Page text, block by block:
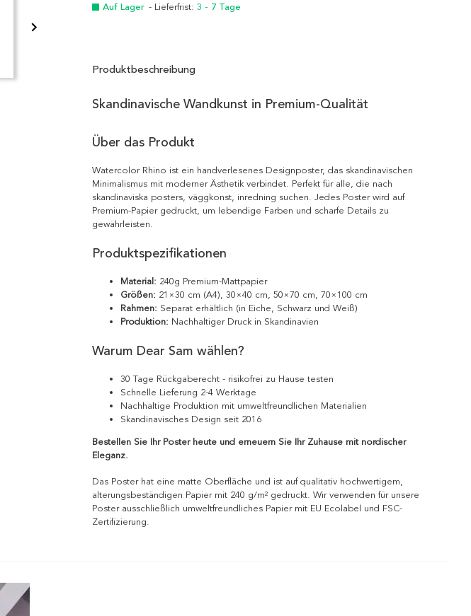
Auf Lager - Lieferfrist: 3 - 7 Tage
Produktbeschreibung
Skandinavische Wandkunst in Premium-Qualität
Über das Produkt
Watercolor Rhino ist ein handverlesenes Designposter, das skandinavischen
Minimalismus mit moderner Ästhetik verbindet. Perfekt für alle, die nach
skandinaviska posters, väggkonst, inredning suchen. Jedes Poster wird auf
Premium-Papier gedruckt, um lebendige Farben und scharfe Details zu
gewährleisten.
Produktspezifikationen
Material: 240g Premium-Mattpapier
Größen: 21×30 cm (A4), 30×40 cm, 50×70 cm, 70×100 cm
Rahmen: Separat erhältlich (in Eiche, Schwarz und Weiß)
Produktion: Nachhaltiger Druck in Skandinavien
Warum Dear Sam wählen?
30 Tage Rückgaberecht - risikofrei zu Hause testen
Schnelle Lieferung 2-4 Werktage
Nachhaltige Produktion mit umweltfreundlichen Materialien
Skandinavisches Design seit 2016
Bestellen Sie Ihr Poster heute und erneuern Sie Ihr Zuhause mit nordischer
Eleganz.
Das Poster hat eine matte Oberfläche und ist auf qualitativ hochwertigem,
alterungsbeständigen Papier mit 240 g/m² gedruckt. Wir verwenden für unsere
Poster ausschließlich umweltfreundliches Papier mit EU Ecolabel und FSC-
Zertifizierung.